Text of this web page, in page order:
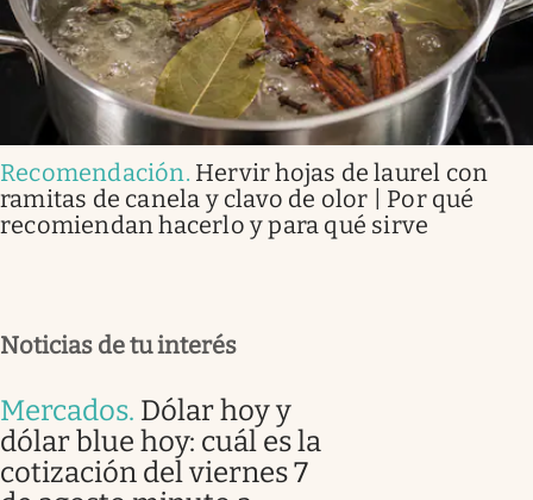
Recomendación. Hervir hojas de laurel con
ramitas de canela y clavo de olor | Por qué
recomiendan hacerlo y para qué sirve
Noticias de tu interés
Mercados. Dólar hoy y
dólar blue hoy: cuál es la
cotización del viernes 7